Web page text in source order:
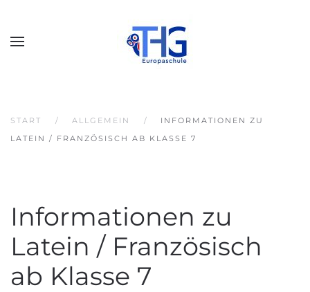
START ALLGEMEIN
INFORMATIONEN ZU
LATEIN / FRANZÖSISCH AB KLASSE 7
Informationen zu
Latein / Französisch
ab Klasse 7